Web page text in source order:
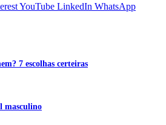
YouTube LinkedIn WhatsApp
7 escolhas certeiras
masculino